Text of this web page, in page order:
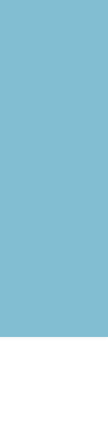
går hem för
på job­bet
Vi går igenom
egen han­dlings­